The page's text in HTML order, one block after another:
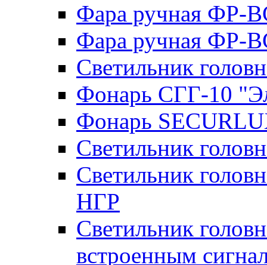
Фара ручная ФР-
Фара ручная ФР-
Светильник
Фонарь СГГ-10
Фонарь
Светильник
Светильник
НГР
Светильник
встроенным